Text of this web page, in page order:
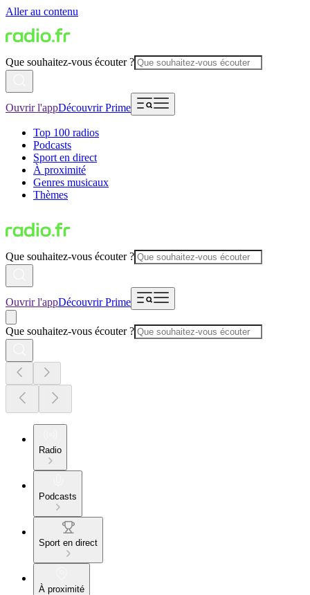
Aller au contenu
Que souhaitez-vous écouter ?
Ouvrir l'appDécouvrir Prime
Top 100 radios
Podcasts
Sport en direct
À proximité
Genres musicaux
Thèmes
Que souhaitez-vous écouter ?
Ouvrir l'appDécouvrir Prime
Que souhaitez-vous écouter ?
Radio
Podcasts
Sport en direct
À proximité